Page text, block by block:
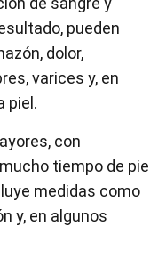
pueden
dolor,
varices y, en
piel.
con
tiempo de pie
medidas como
y, en algunos